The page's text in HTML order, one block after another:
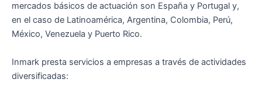
mercados básicos de actuación son España y Portugal y,
en el caso de Latinoamérica, Argentina, Colombia, Perú,
México, Venezuela y Puerto Rico.
Inmark presta servicios a empresas a través de actividades
diversificadas: